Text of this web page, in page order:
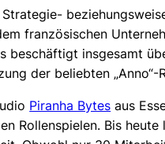
französischen
beschäftigt insgesamt
der beliebten „Anno“-
Piranha Bytes aus
Rollenspielen. Bis heute